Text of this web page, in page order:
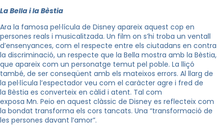
La Bella i la Bèstia
Ara la famosa pel·lícula de Disney apareix aquest cop en
persones reals i musicalitzada. Un film on s’hi troba un ventall
d’ensenyances, com el respecte entre els ciutadans en contra
la discriminació, un respecte que la Bella mostra amb la Bèstia,
que apareix com un personatge temut pel poble. La lliçó
també, de ser conseqüent amb els mateixos errors. Al llarg de
la pel·lícula l’espectador veu com el caràcter agre i fred de
la Bèstia es converteix en càlid i atent. Tal com
exposa Mn. Peio en aquest clàssic de Disney es reflecteix com
la bondat transforma els cors tancats. Una “transformació de
les persones davant l’amor”.